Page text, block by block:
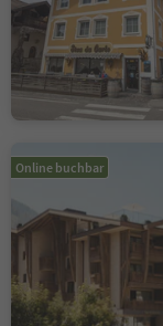
Online buchbar